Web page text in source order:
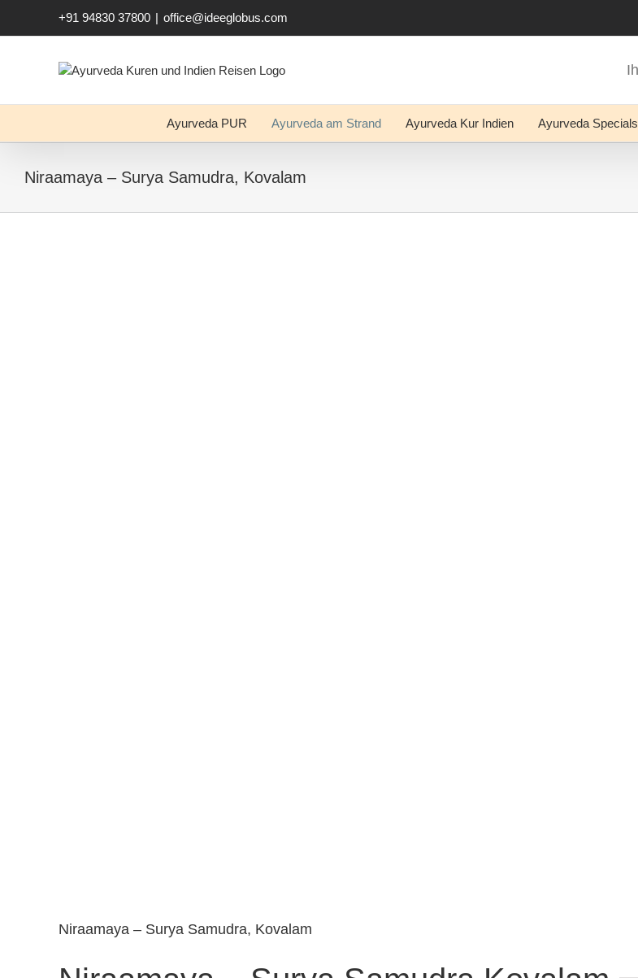
+91 94830 37800 | office@ideeglobus.com
Ayurveda PUR Ayurveda am Strand Ayurveda Kur Indien Ayurveda Specials
Niraamaya – Surya Samudra, Kovalam
Niraamaya – Surya Samudra, Kovalam